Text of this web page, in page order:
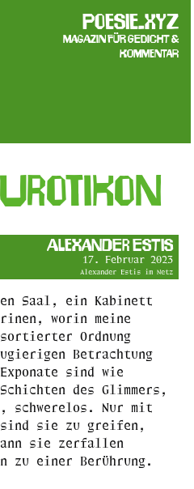
poesie.xyz
Magazin für Gedicht &
Kommentar
Alexander Estis
17. Februar 2023
Alexander Estis im Netz
Saal, ein Kabinett
worin meine
Ordnung
Betrachtung
sind wie
des Glimmers,
schwerelos. Nur mit
sie zu greifen,
sie zerfallen
zu einer Berührung.